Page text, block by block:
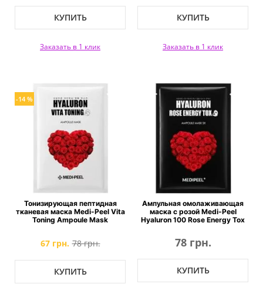
КУПИТЬ
Заказать в 1 клик
КУПИТЬ
Заказать в 1 клик
-14 %
Тонизирующая пептидная
тканевая маска Medi-Peel Vita
Toning Ampoule Mask
67 грн. 78 грн.
КУПИТЬ
Ампульная омолаживающая
маска с розой Medi-Peel
Hyaluron 100 Rose Energy Tox
78 грн.
КУПИТЬ